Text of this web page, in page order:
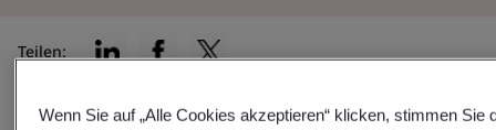
Teilen:
Wenn Sie auf „Alle Cookies akzeptieren“ klicken, stimmen Sie